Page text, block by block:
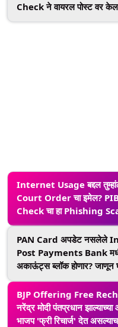
Check ने वायरल पोस्ट वर
Internet Usage बद्दल
Court Order चा इमेल?
Check चा हा Phishing
असल्याचा खुलासा
PAN Card अपडेट नसलेले
Post Payments Bank
अकाऊंट्स ब्लॉक होणार? जाणून
Fact Check ने केलेला वायरल
दाव्यामागील खुलासा
BJP Offering Free
नरेंद्र मोदी पंतप्रधान
भाजप 'फ्री रिचार्ज' देत